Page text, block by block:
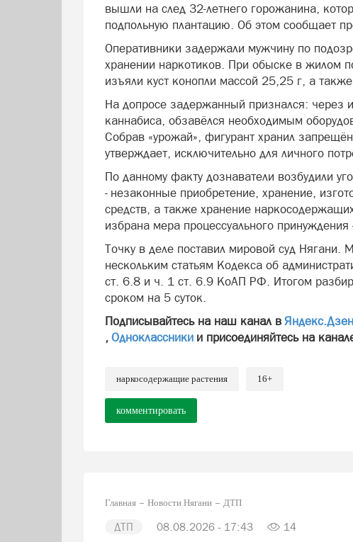
вышли на след 32-летнего горожанина,
подпольную плантацию. Об этом сообщает
Оперативники задержали мужчину по
хранении наркотиков. При обыске в жилом
изъяли куст конопли массой 25,25 г, а
На допросе задержанный признался: через
каннабиса, обзавёлся необходимым
Собрав «урожай», фигурант хранил
утверждает, исключительно для личного
По данному факту дознаватели возбудили
- незаконные приобретение, хранение,
средств, а также хранение
избрана мера процессуального принуждения
Точку в деле поставил мировой суд
нескольким статьям Кодекса об
ст. 6.8 и ч. 1 ст. 6.9 КоАП РФ. Итогом
сроком на 5 суток.
Подписывайтесь на наш канал в Яндекс.Дзен
, Одноклассники и присоединяйтесь на
наркосодержащие растения 16+
комментировать
Главная Новости Нягани ДТП
ДТП 08.08.2026 - 17:43 14